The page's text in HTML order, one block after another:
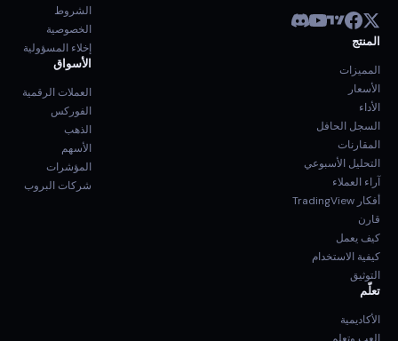
المنتج
المميزات
الأسعار
الأداء
السجل الحافل
المقارنات
التحليل الأسبوعي
آراء العملاء
أفكار TradingView
قارن
كيف يعمل
كيفية الاستخدام
التوثيق
تعلّم
الأكاديمية
الشروط
الخصوصية
إخلاء المسؤولية
الأسواق
العملات الرقمية
الفوركس
الذهب
الأسهم
المؤشرات
شركات البروب